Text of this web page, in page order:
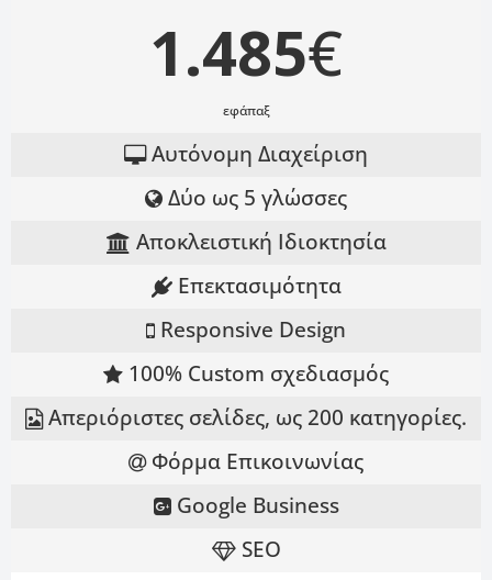
1.485€
εφάπαξ
Αυτόνομη Διαχείριση
Δύο ως 5 γλώσσες
Αποκλειστική Ιδιοκτησία
Επεκτασιμότητα
Responsive Design
100% Custom σχεδιασμός
Απεριόριστες σελίδες, ως 200 κατηγορίες.
Φόρμα Επικοινωνίας
Google Business
SEO